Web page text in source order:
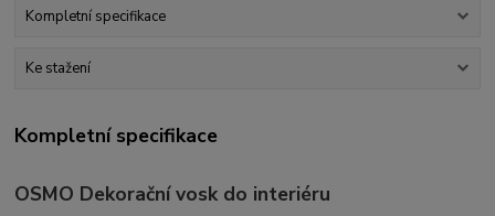
Kompletní specifikace
Ke stažení
Kompletní specifikace
OSMO Dekorační vosk do interiéru